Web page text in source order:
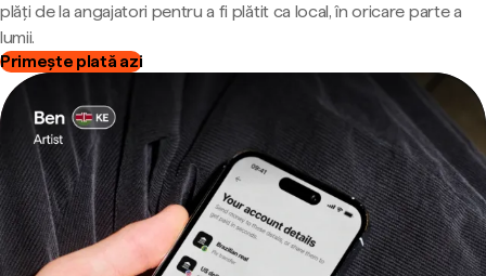
plăți de la angajatori pentru a fi plătit ca local, în oricare parte a
lumii.
Primește plată azi